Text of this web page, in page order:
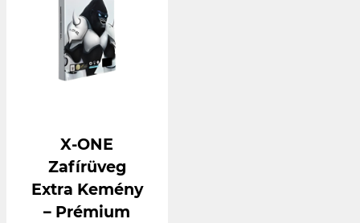
X-ONE
Zafírüveg
Extra Kemény
– Prémium